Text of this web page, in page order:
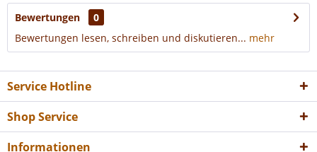
Bewertungen
0
Bewertungen lesen, schreiben und diskutieren... mehr
Service Hotline
Shop Service
Informationen